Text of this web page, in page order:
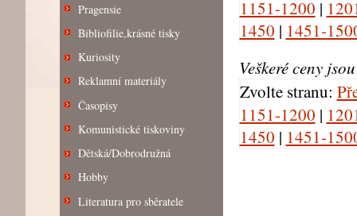
Pragensie
Bibliofilie,krásné tisky
Kuriosity
Reklamní materiály
Časopisy
Komunistické tiskoviny
Dětská/Dobrodružná
Hobby
Literatura pro sběratele
1151-1200 |
1450 | 1451-
Veškeré ceny
Zvolte stranu:
1151-1200 |
1450 | 1451-